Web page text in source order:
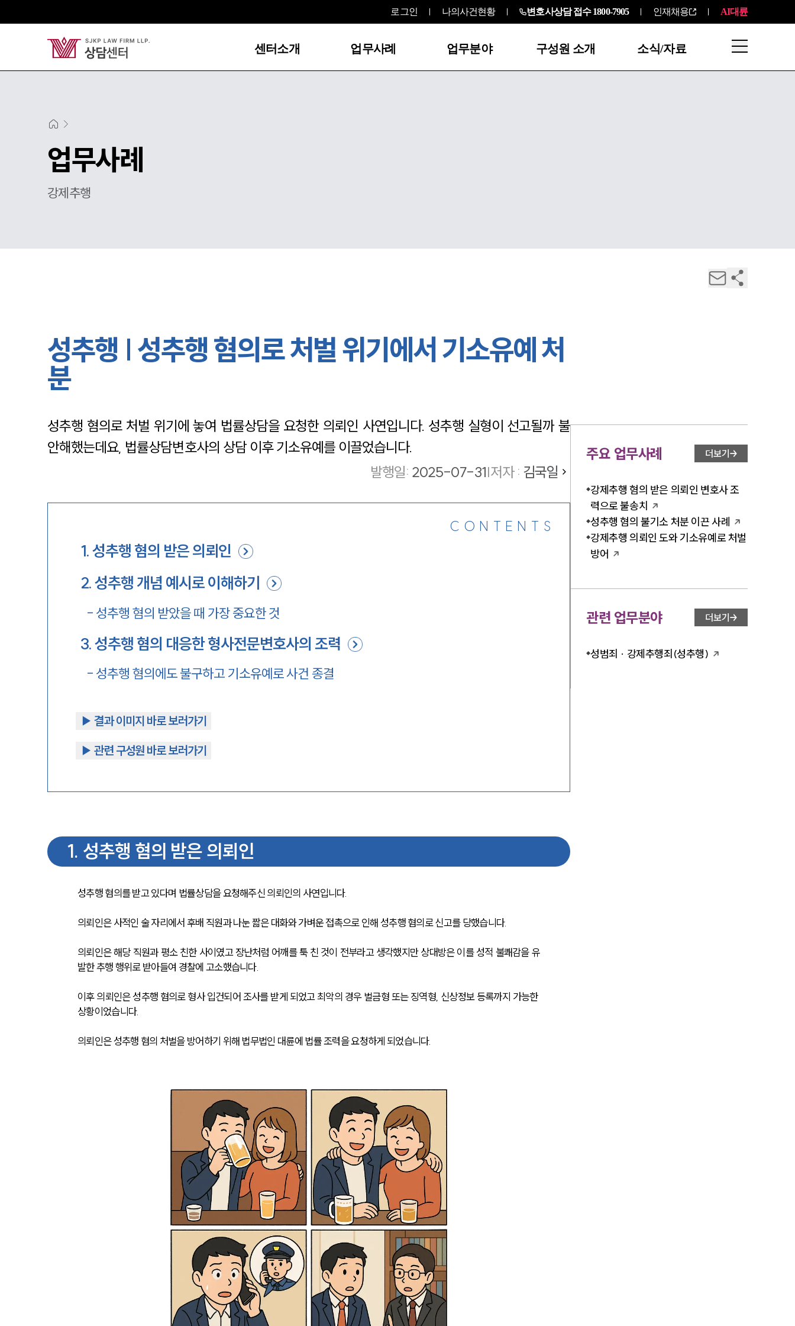
로그인 나의사건현황 변호사상담 접수 1800-7905 인재채용 AI대륜
센터소개 업무사례 업무분야 구성원 소개 소식/자료
업무사례
강제추행
성추행 | 성추행 혐의로 처벌 위기에서 기소유예 처
분
성추행 혐의로 처벌 위기에 놓여 법률상담을 요청한 의뢰인 사연입니다. 성추행 실형이 선고될까 불
안해했는데요, 법률상담변호사의 상담 이후 기소유예를 이끌었습니다.
발행일: 2025-07-31|저자 : 김국일
CONTENTS
1.성추행 혐의 받은 의뢰인
2.성추행 개념 예시로 이해하기
- 성추행 혐의 받았을 때 가장 중요한 것
3.성추행 혐의 대응한 형사전문변호사의 조력
- 성추행 혐의에도 불구하고 기소유예로 사건 종결
▶︎ 결과 이미지 바로 보러가기
▶︎ 관련 구성원 바로 보러가기
1. 성추행 혐의 받은 의뢰인
성추행 혐의를 받고 있다며 법률상담을 요청해주신 의뢰인의 사연입니다.
의뢰인은 사적인 술 자리에서 후배 직원과 나눈 짧은 대화와 가벼운 접촉으로 인해 성추행 혐의로 신고를 당했습니다.
의뢰인은 해당 직원과 평소 친한 사이였고 장난처럼 어깨를 툭 친 것이 전부라고 생각했지만 상대방은 이를 성적 불쾌감을 유
발한 추행 행위로 받아들여 경찰에 고소했습니다.
이후 의뢰인은 성추행 혐의로 형사 입건되어 조사를 받게 되었고 최악의 경우 벌금형 또는 징역형, 신상정보 등록까지 가능한
상황이었습니다.
의뢰인은 성추행 혐의 처벌을 방어하기 위해 법무법인 대륜에 법률 조력을 요청하게 되었습니다.
주요 업무사례 더보기
강제추행 혐의 받은 의뢰인 변호사 조
력으로 불송치
성추행 혐의 불기소 처분 이끈 사례
강제추행 의뢰인 도와 기소유예로 처벌
방어
관련 업무분야 더보기
성범죄 · 강제추행죄(성추행)